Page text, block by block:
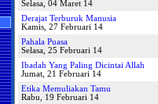
Selasa, 04 Maret 14
Derajat Terburuk Manusia
Kamis, 27 Februari 14
Pahala Puasa
Selasa, 25 Februari 14
Ibadah Yang Paling Dicintai Allah
Jumat, 21 Februari 14
Etika Memuliakan Tamu
Rabu, 19 Februari 14